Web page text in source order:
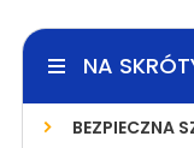
NA
BEZPIECZNA